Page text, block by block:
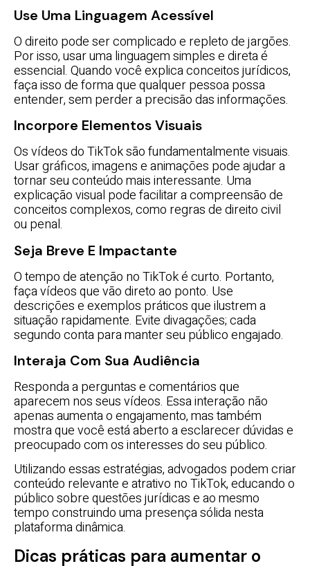
Use Uma Linguagem Acessível
O direito pode ser complicado e repleto de jargões.
Por isso, usar uma linguagem simples e direta é
essencial. Quando você explica conceitos jurídicos,
faça isso de forma que qualquer pessoa possa
entender, sem perder a precisão das informações.
Incorpore Elementos Visuais
Os vídeos do TikTok são fundamentalmente visuais.
Usar gráficos, imagens e animações pode ajudar a
tornar seu conteúdo mais interessante. Uma
explicação visual pode facilitar a compreensão de
conceitos complexos, como regras de direito civil
ou penal.
Seja Breve E Impactante
O tempo de atenção no TikTok é curto. Portanto,
faça vídeos que vão direto ao ponto. Use
descrições e exemplos práticos que ilustrem a
situação rapidamente. Evite divagações; cada
segundo conta para manter seu público engajado.
Interaja Com Sua Audiência
Responda a perguntas e comentários que
aparecem nos seus vídeos. Essa interação não
apenas aumenta o engajamento, mas também
mostra que você está aberto a esclarecer dúvidas e
preocupado com os interesses do seu público.
Utilizando essas estratégias, advogados podem criar
conteúdo relevante e atrativo no TikTok, educando o
público sobre questões jurídicas e ao mesmo
tempo construindo uma presença sólida nesta
plataforma dinâmica.
Dicas práticas para aumentar o